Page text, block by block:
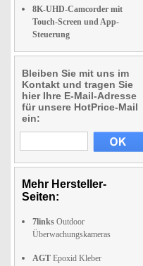
8K-UHD-Camcorder mit
Touch-Screen und App-
Steuerung
Bleiben Sie mit uns im
Kontakt und tragen Sie
hier Ihre E-Mail-Adresse
für unsere HotPrice-Mail
ein:
Mehr Hersteller-
Seiten:
7links Outdoor
Überwachungskameras
AGT Epoxid Kleber